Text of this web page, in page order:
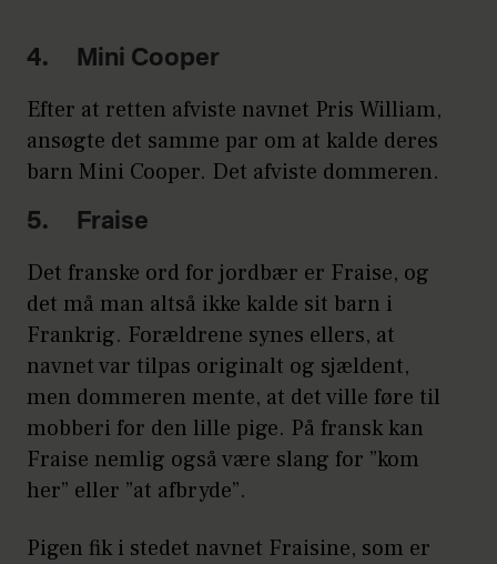
4. Mini Cooper
Efter at retten afviste navnet Pris William,
ansøgte det samme par om at kalde deres
barn Mini Cooper. Det afviste dommeren.
5. Fraise
Det franske ord for jordbær er Fraise, og
det må man altså ikke kalde sit barn i
Frankrig. Forældrene synes ellers, at
navnet var tilpas originalt og sjældent,
men dommeren mente, at det ville føre til
mobberi for den lille pige. På fransk kan
Fraise nemlig også være slang for ”kom
her” eller ”at afbryde”.
Pigen fik i stedet navnet Fraisine, som er